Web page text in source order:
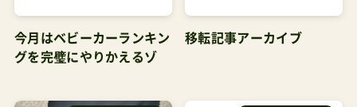
今月はベビーカーランキン
グを完璧にやりかえるゾ
移転記事アーカイブ